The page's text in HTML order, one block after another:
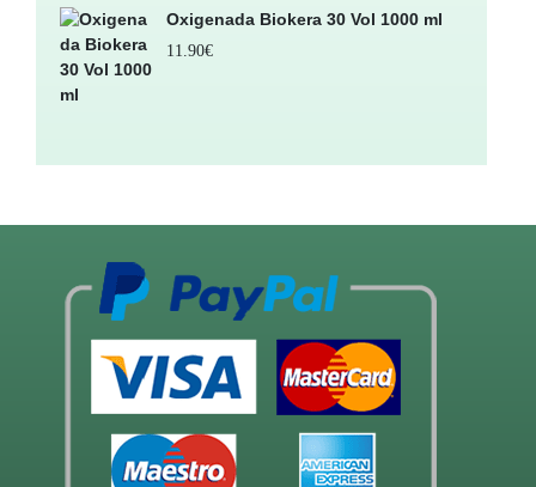
Oxigenada Biokera 30 Vol 1000 ml
11.90€